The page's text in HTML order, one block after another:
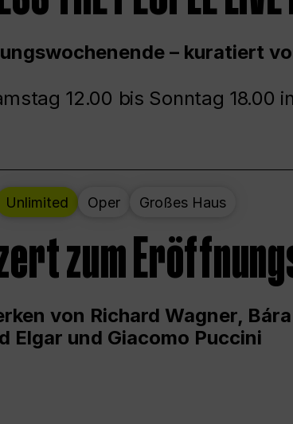
– kuratiert
12.00 bis Sonntag 18.00
Unlimited Oper Großes Haus
zum
von Richard Wagner,
Elgar und Giacomo Puccini